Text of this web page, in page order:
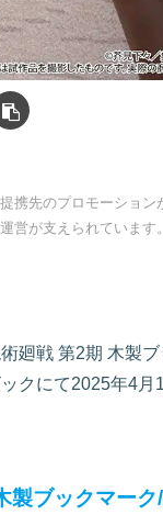
携先のプロモーション
営が支えられています。
廻戦 第2期 木製
クにて2025年4月
製ブックマーク